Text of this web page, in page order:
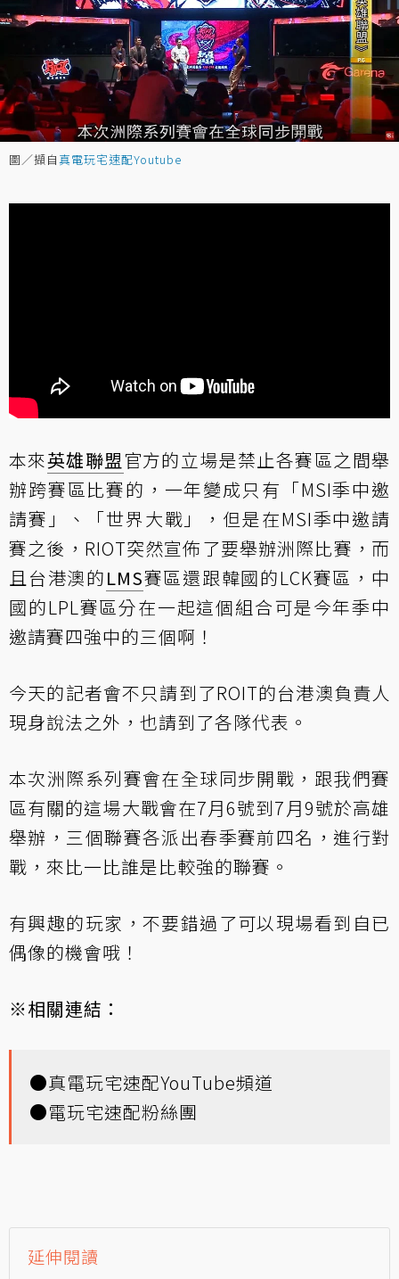
圖／擷自真電玩宅速配Youtube
本來英雄聯盟 官方的立場是禁止各賽區之間舉
辦跨賽區比賽的，一年變成只有「MSI季中邀
請賽」、「世界大戰」，但是在MSI季中邀請
賽之後，RIOT突然宣佈了要舉辦洲際比賽，而
且台港澳的LMS賽區還跟韓國的LCK賽區，中
國的LPL賽區分在一起這個組合可是今年季中
邀請賽四強中的三個啊！
今天的記者會不只請到了ROIT的台港澳負責人
現身說法之外，也請到了各隊代表。
本次洲際系列賽會在全球同步開戰，跟我們賽
區有關的這場大戰會在7月6號到7月9號於高雄
舉辦，三個聯賽各派出春季賽前四名，進行對
戰，來比一比誰是比較強的聯賽。
有興趣的玩家，不要錯過了可以現場看到自已
偶像的機會哦！
※相關連結：
●真電玩宅速配YouTube頻道
●電玩宅速配粉絲團
延伸閱讀